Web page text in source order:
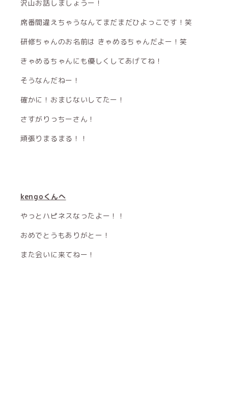
沢山お話しましょうー！
席番間違えちゃうなんてまだまだひよっこです！笑
研修ちゃんのお名前は きゃめるちゃんだよー！笑
きゃめるちゃんにも優しくしてあげてね！
そうなんだねー！
確かに！おまじないしてたー！
さすがりっちーさん！
頑張りまるまる！！
kengoくんへ
やっとハピネスなったよー！！
おめでとうもありがとー！
また会いに来てねー！